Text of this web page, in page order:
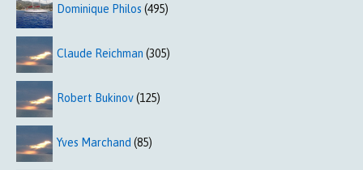
Dominique Philos (495)
Claude Reichman (305)
Robert Bukinov(125)
Yves Marchand (85)